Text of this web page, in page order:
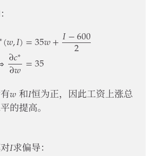
(𝑤,𝐼)
∂𝑐∗
∂𝑤
=35𝑤+𝐼−600
2
=35
(w,I 35w
𝑤 和𝐼恒为正，因此工资上涨总
的提高。
𝐼求偏导：